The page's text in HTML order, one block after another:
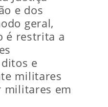
e dos
geral,
é restrita a
e
militares
militares em